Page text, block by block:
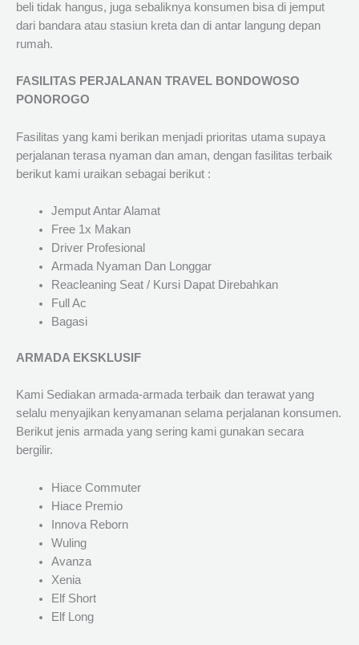
beli tidak hangus, juga sebaliknya konsumen bisa di jemput
dari bandara atau stasiun kreta dan di antar langung depan
rumah.
FASILITAS PERJALANAN TRAVEL BONDOWOSO
PONOROGO
Fasilitas yang kami berikan menjadi prioritas utama supaya
perjalanan terasa nyaman dan aman, dengan fasilitas terbaik
berikut kami uraikan sebagai berikut :
Jemput Antar Alamat
Free 1x Makan
Driver Profesional
Armada Nyaman Dan Longgar
Reacleaning Seat / Kursi Dapat Direbahkan
Full Ac
Bagasi
ARMADA EKSKLUSIF
Kami Sediakan armada-armada terbaik dan terawat yang
selalu menyajikan kenyamanan selama perjalanan konsumen.
Berikut jenis armada yang sering kami gunakan secara
bergilir.
Hiace Commuter
Hiace Premio
Innova Reborn
Wuling
Avanza
Xenia
Elf Short
Elf Long